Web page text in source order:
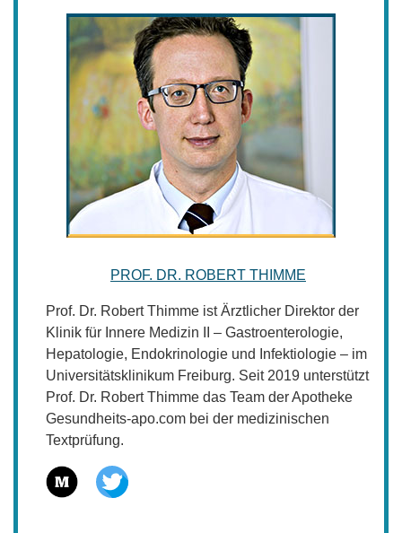
PROF. DR. ROBERT THIMME
Prof. Dr. Robert Thimme ist Ärztlicher Direktor der
Klinik für Innere Medizin II – Gastroenterologie,
Hepatologie, Endokrinologie und Infektiologie – im
Universitätsklinikum Freiburg. Seit 2019 unterstützt
Prof. Dr. Robert Thimme das Team der Apotheke
Gesundheits-apo.com bei der medizinischen
Textprüfung.